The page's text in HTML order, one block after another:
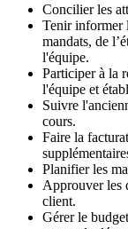
Concilier les
Tenir informer
mandats, de
l'équipe.
Participer à la
l'équipe et
Suivre
cours.
Faire la
Planifier les
Approuver les
client.
Gérer le